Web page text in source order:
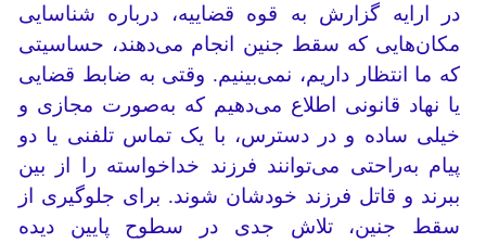
در ارایه گزارش به قوه قضاییه، درباره شناسایی
مکان‌هایی که سقط جنین انجام می‌دهند، حساسیتی
که ما انتظار داریم، نمی‌بینیم. وقتی به ضابط قضایی
یا نهاد قانونی اطلاع می‌دهیم که به‌صورت مجازی و
خیلی ساده و در دسترس، با یک تماس تلفنی یا دو
پیام به‌راحتی می‌توانند فرزند خداخواسته‌ را از بین
ببرند و قاتل فرزند خودشان شوند. برای جلوگیری از
سقط جنین، تلاش جدی در سطوح پایین دیده